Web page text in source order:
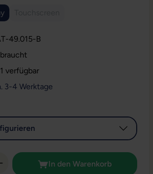
49.015-B
verfügbar
3-4 Werktage
Gib den gewünschten
In den Warenkorb